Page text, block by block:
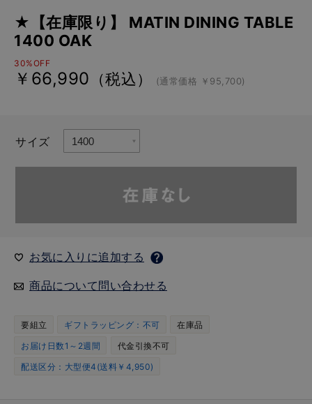
★【在庫限り】 MATIN DINING TABLE
1400 OAK
30%OFF
￥66,990 （税込） (通常価格 ￥95,700)
サイズ
お気に入りに追加する
商品について問い合わせる
要組立 ギフトラッピング：不可
在庫品
お届け日数1～2週間
代金引換不可
配送区分：大型便4(送料￥4,950)